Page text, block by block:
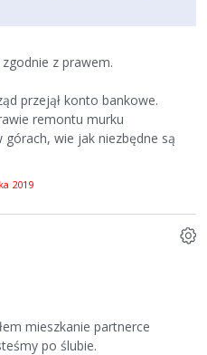
z prawem.
przejął konto bankowe.
remontu murku
wie jak niezbędne są
2019
mieszkanie partnerce
po ślubie.